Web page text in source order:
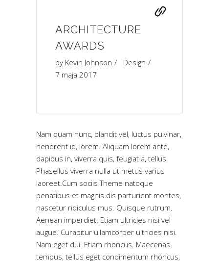
ARCHITECTURE
AWARDS
by Kevin Johnson
Design
7 maja 2017
Nam quam nunc, blandit vel, luctus pulvinar,
hendrerit id, lorem. Aliquam lorem ante,
dapibus in, viverra quis, feugiat a, tellus.
Phasellus viverra nulla ut metus varius
laoreet.Cum sociis Theme natoque
penatibus et magnis dis parturient montes,
nascetur ridiculus mus. Quisque rutrum.
Aenean imperdiet. Etiam ultricies nisi vel
augue. Curabitur ullamcorper ultricies nisi.
Nam eget dui. Etiam rhoncus. Maecenas
tempus, tellus eget condimentum rhoncus,